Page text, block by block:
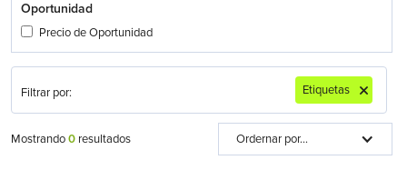
Oportunidad
Precio de Oportunidad
Filtrar por: Etiquetas
Mostrando0 resultados Ordernar por...